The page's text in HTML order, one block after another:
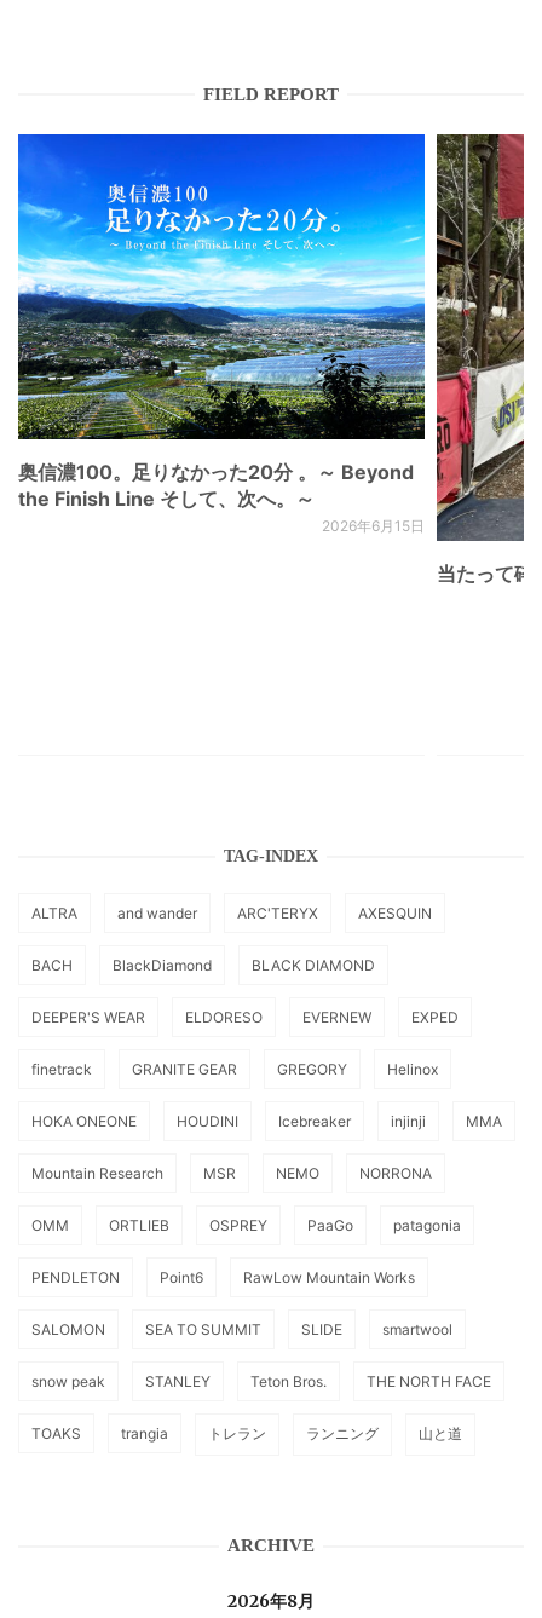
FIELD REPORT
奥信濃100。足りなかった20分 。～ Beyond
the Finish Line そして、次へ。～
2026年6月15日
当たって砕
TAG-INDEX
ALTRA and wander ARC'TERYX AXESQUIN
BACH BlackDiamond BLACK DIAMOND
DEEPER'S WEAR ELDORESO EVERNEW EXPED
finetrack GRANITE GEAR GREGORY Helinox
HOKA ONEONE HOUDINI Icebreaker injinji MMA
Mountain Research MSR NEMO NORRONA
OMM ORTLIEB OSPREY PaaGo patagonia
PENDLETON Point6 RawLow Mountain Works
SALOMON SEA TO SUMMIT SLIDE smartwool
snow peak STANLEY Teton Bros. THE NORTH FACE
TOAKS trangia トレラン ランニング 山と道
ARCHIVE
2026年8月